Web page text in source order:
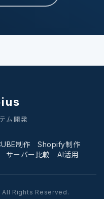
ム開発
制作
Shopify制作
サーバー比較 AI活用
Rights Reserved.